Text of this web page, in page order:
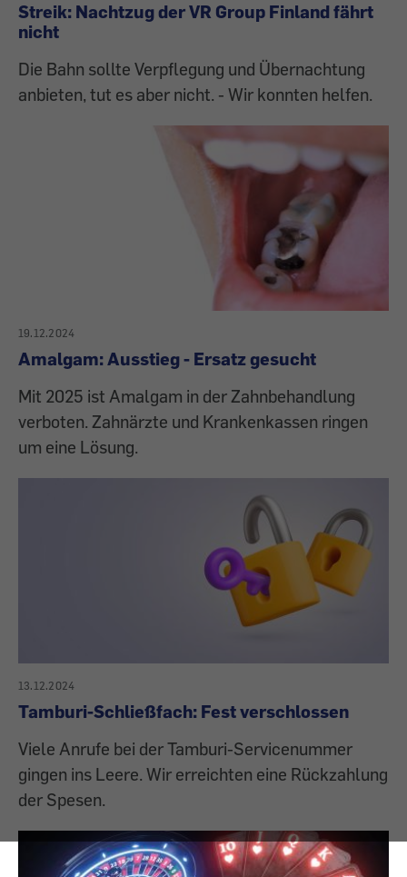
Streik: Nachtzug der VR Group Finland fährt
nicht
Die Bahn sollte Verpflegung und Übernachtung
anbieten, tut es aber nicht. - Wir konnten helfen.
19.12.2024
Amalgam: Ausstieg - Ersatz gesucht
Mit 2025 ist Amalgam in der Zahnbehandlung
verboten. Zahnärzte und Krankenkassen ringen
um eine Lösung.
13.12.2024
Tamburi-Schließfach: Fest verschlossen
Viele Anrufe bei der Tamburi-Servicenummer
gingen ins Leere. Wir erreichten eine Rückzahlung
der Spesen.